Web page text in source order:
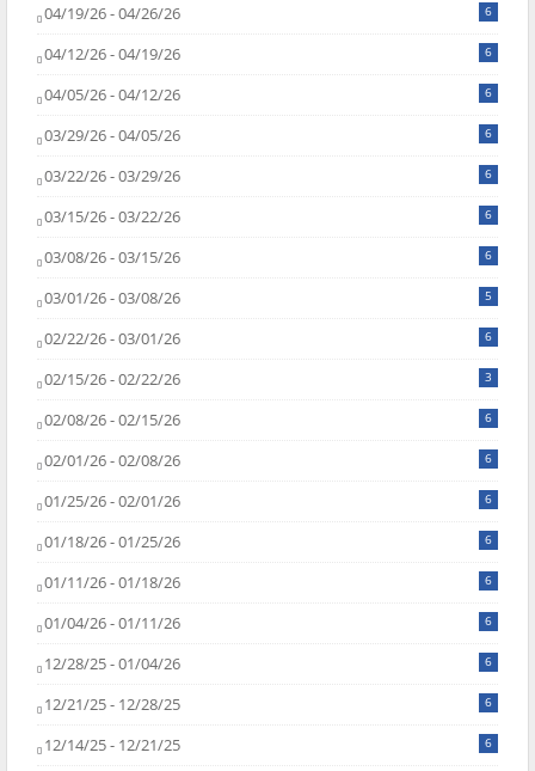
04/19/26 - 04/26/26 6
04/12/26 - 04/19/26 6
04/05/26 - 04/12/26 6
03/29/26 - 04/05/26 6
03/22/26 - 03/29/26 6
03/15/26 - 03/22/26 6
03/08/26 - 03/15/26 6
03/01/26 - 03/08/26 5
02/22/26 - 03/01/26 6
02/15/26 - 02/22/26 3
02/08/26 - 02/15/26 6
02/01/26 - 02/08/26 6
01/25/26 - 02/01/26 6
01/18/26 - 01/25/26 6
01/11/26 - 01/18/26 6
01/04/26 - 01/11/26 6
12/28/25 - 01/04/26 6
12/21/25 - 12/28/25 6
12/14/25 - 12/21/25 6